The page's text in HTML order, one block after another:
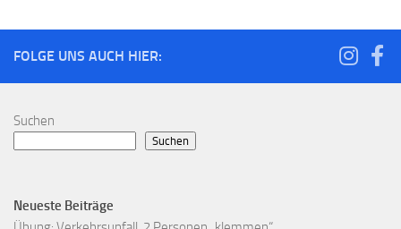
FOLGE UNS AUCH HIER:
Suchen
Suchen
Neueste Beiträge